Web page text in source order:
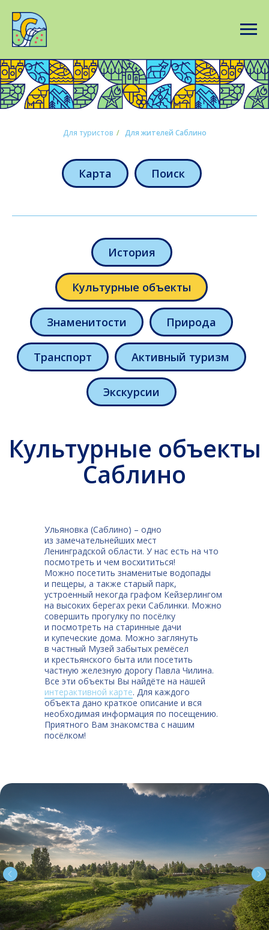
Для туристов / Для жителей Саблино
Карта Поиск
История
Культурные объекты
Знаменитости Природа
Транспорт Активный туризм
Экскурсии
Культурные объекты
Саблино
Ульяновка (Саблино) – одно
из замечательнейших мест
Ленинградской области. У нас есть на что
посмотреть и чем восхититься!
Можно посетить знаменитые водопады
и пещеры, а также старый парк,
устроенный некогда графом Кейзерлингом
на высоких берегах реки Саблинки. Можно
совершить прогулку по посёлку
и посмотреть на старинные дачи
и купеческие дома. Можно заглянуть
в частный Музей забытых ремёсел
и крестьянского быта или посетить
частную железную дорогу Павла Чилина.
Все эти объекты Вы найдёте на нашей
интерактивной карте. Для каждого
объекта дано краткое описание и вся
необходимая информация по посещению.
Приятного Вам знакомства с нашим
посёлком!
Список
туристических
объектов